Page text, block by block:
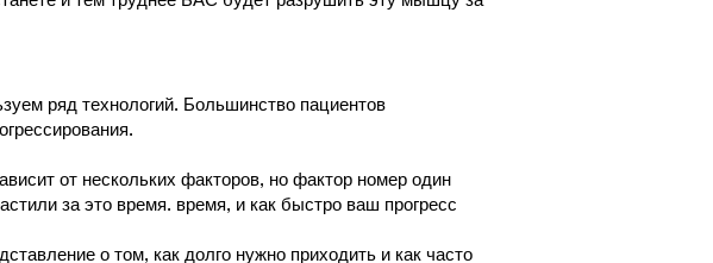
ряд технологий. Большинство пациентов
от нескольких факторов, но фактор номер один
за это время. время, и как быстро ваш прогресс
о том, как долго нужно приходить и как часто